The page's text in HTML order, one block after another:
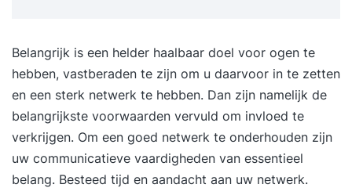
Belangrijk is een helder haalbaar doel voor ogen te
hebben, vastberaden te zijn om u daarvoor in te zetten
en een sterk netwerk te hebben. Dan zijn namelijk de
belangrijkste voorwaarden vervuld om invloed te
verkrijgen. Om een goed netwerk te onderhouden zijn
uw communicatieve vaardigheden van essentieel
belang. Besteed tijd en aandacht aan uw netwerk.